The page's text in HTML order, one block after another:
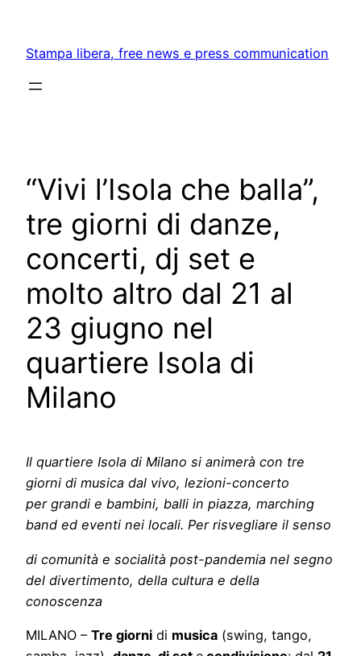
content
Stampa libera, free news e press communication
“Vivi l’Isola che balla”,
tre giorni di danze,
concerti, dj set e
molto altro dal 21 al
23 giugno nel
quartiere Isola di
Milano
Il quartiere Isola di Milano si animerà con tre
giorni di musica dal vivo, lezioni-concerto
per grandi e bambini, balli in piazza, marching
band ed eventi nei locali. Per risvegliare il senso
di comunità e socialità post-pandemia nel segno
del divertimento, della cultura e della
conoscenza
MILANO – Tre giorni di musica (swing, tango,